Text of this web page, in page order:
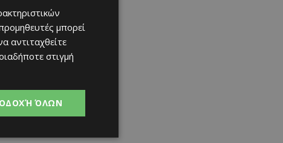
μπορεί
αντιταχθείτε
στιγμή
ΌΛΩΝ